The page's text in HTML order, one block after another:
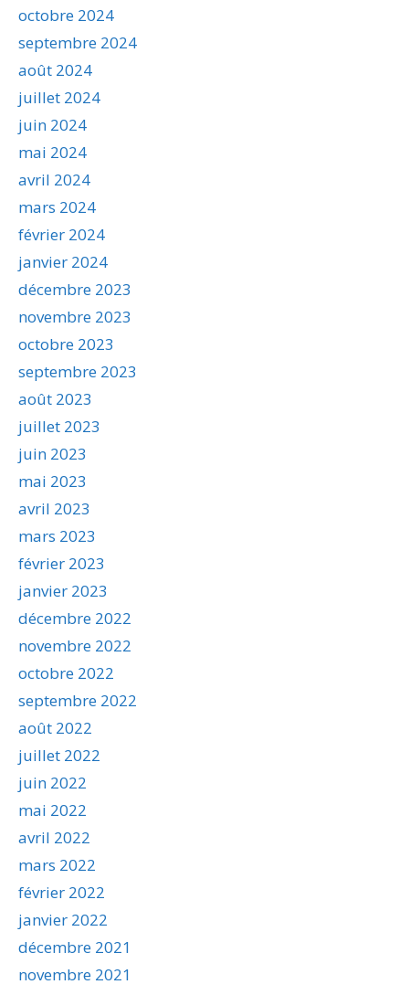
octobre 2024
septembre 2024
août 2024
juillet 2024
juin 2024
mai 2024
avril 2024
mars 2024
février 2024
janvier 2024
décembre 2023
novembre 2023
octobre 2023
septembre 2023
août 2023
juillet 2023
juin 2023
mai 2023
avril 2023
mars 2023
février 2023
janvier 2023
décembre 2022
novembre 2022
octobre 2022
septembre 2022
août 2022
juillet 2022
juin 2022
mai 2022
avril 2022
mars 2022
février 2022
janvier 2022
décembre 2021
novembre 2021